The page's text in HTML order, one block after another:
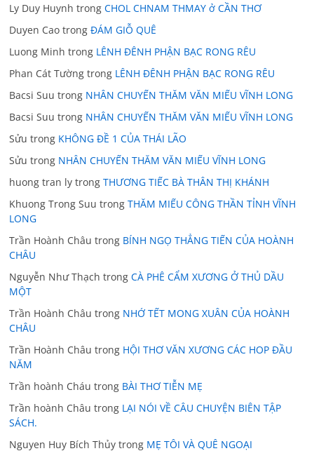
Ly Duy Huynh trongCHOL CHNAM THMAY ở CẦN THƠ
Duyen Cao trongĐÁM GIỖ QUÊ
Luong Minh trong LÊNH ĐÊNH PHẬN BẠC RONG RÊU
Phan Cát Tường trong LÊNH ĐÊNH PHẬN BẠC RONG RÊU
Bacsi Suu trong NHÂN CHUYẾN THĂM VĂN MIẾU VĨNH LONG
Bacsi Suu trong NHÂN CHUYẾN THĂM VĂN MIẾU VĨNH LONG
Sửu trong KHÔNG ĐỀ 1 CỦA THÁI LÃO
Sửu trong NHÂN CHUYẾN THĂM VĂN MIẾU VĨNH LONG
huong tran ly trongTHƯƠNG TIẾC BÀ THÂN THỊ KHÁNH
Khuong Trong Suu trongTHĂM MIẾU CÔNG THẦN TỈNH VĨNH
LONG
Trần Hoành Châu trong BÍNH NGỌ THẲNG TIẾN CỦA HOÀNH
CHÂU
Nguyễn Như Thạch trongCÀ PHÊ CẨM XƯƠNG Ở THỦ DẦU
MỘT
Trần Hoành Châu trong NHỚ TẾT MONG XUÂN CỦA HOÀNH
CHÂU
Trần Hoành Châu trong HỘI THƠ VĂN XƯƠNG CÁC HOP ĐẦU
NĂM
Trần hoành Cháu trong BÀI THƠ TIỄN MẸ
Trần hoành Châu trong LẠI NÓI VỀ CÂU CHUYỆN BIÊN TẬP
SÁCH.
Nguyen Huy Bích Thủy trong MẸ TÔI VÀ QUÊ NGOẠI